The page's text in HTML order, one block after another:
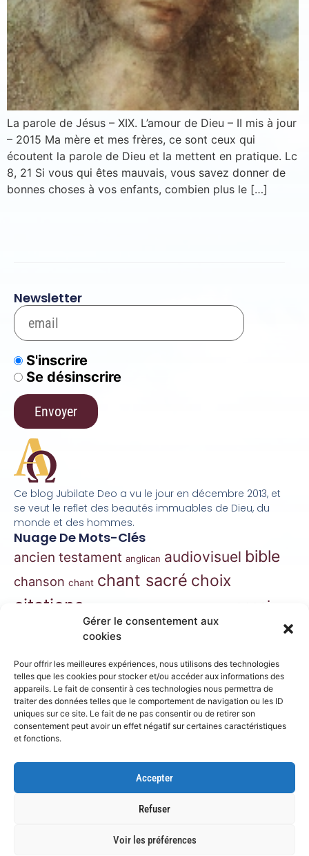
Gérer le consentement aux
cookies
Pour offrir les meilleures expériences, nous utilisons des technologies
telles que les cookies pour stocker et/ou accéder aux informations des
appareils. Le fait de consentir à ces technologies nous permettra de
traiter des données telles que le comportement de navigation ou les ID
uniques sur ce site. Le fait de ne pas consentir ou de retirer son
consentement peut avoir un effet négatif sur certaines caractéristiques
et fonctions.
Accepter
Refuser
Voir les préférences
La parole de Jésus – XIX. L’amour de Dieu – II mis à jour
– 2015 Ma mère et mes frères, ce sont ceux qui
écoutent la parole de Dieu et la mettent en pratique. Lc
8, 21 Si vous qui êtes mauvais, vous savez donner de
bonnes choses à vos enfants, combien plus le […]
Ce blog Jubilate Deo a vu le jour en décembre 2013, et
se veut le reflet des beautés immuables de Dieu, du
monde et des hommes.
Nuage De Mots-Clés
ancien testament anglican audiovisuel bible
chanson chant chant sacré choix
citations essai
gospel grégorien
jésus liturgie liturgie orthodoxe marie
morceaux choisismusique
musique classique musique de film nouveau
testament nouvelles orthodoxe philosophie
spiritualité
Newsletter
S'inscrire
Se désinscrire
Copyright 2023 Blog Jubilate Deo . Tous droits réservés.